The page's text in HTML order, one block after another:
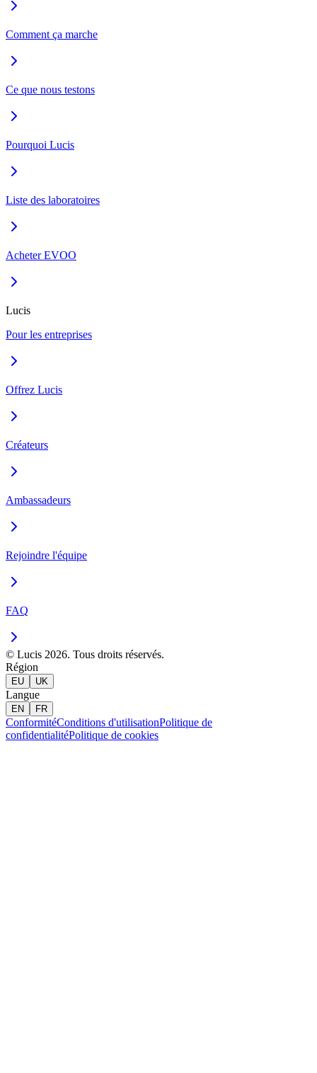
Comment ça marche
Ce que nous testons
Pourquoi Lucis
Liste des laboratoires
Acheter EVOO
Lucis
Pour les entreprises
Offrez Lucis
Créateurs
Ambassadeurs
Rejoindre l'équipe
FAQ
© Lucis 2026. Tous droits réservés.
Région
EU UK
Langue
EN FR
ConformitéConditions d'utilisationPolitique de
confidentialitéPolitique de cookies